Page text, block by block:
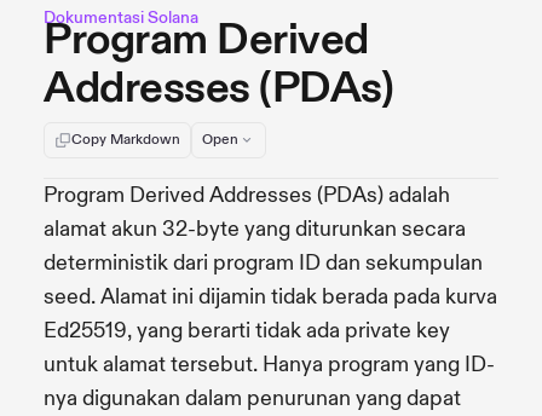
Dokumentasi Solana
Program Derived
Addresses (PDAs)
Copy Markdown Open
Program Derived Addresses (PDAs) adalah
alamat akun 32-byte yang diturunkan secara
deterministik dari program ID dan sekumpulan
seed. Alamat ini dijamin tidak berada pada kurva
Ed25519, yang berarti tidak ada private key
untuk alamat tersebut. Hanya program yang ID-
nya digunakan dalam penurunan yang dapat